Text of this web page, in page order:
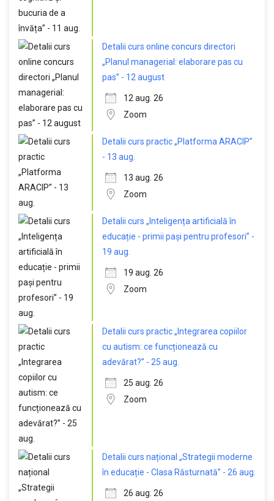
Detalii curs online concurs directori
„Planul managerial: elaborare pas cu
pas” - 12 august
12 aug. 26
Zoom
Detalii curs practic „Platforma ARACIP”
- 13 aug.
13 aug. 26
Zoom
Detalii curs „Inteligența artificială în
educație - primii pași pentru profesori” -
19 aug.
19 aug. 26
Zoom
Detalii curs practic „Integrarea copiilor
cu autism: ce funcționează cu
adevărat?” - 25 aug.
25 aug. 26
Zoom
Detalii curs național „Strategii moderne
în educație - Clasa Răsturnată” - 26 aug.
26 aug. 26